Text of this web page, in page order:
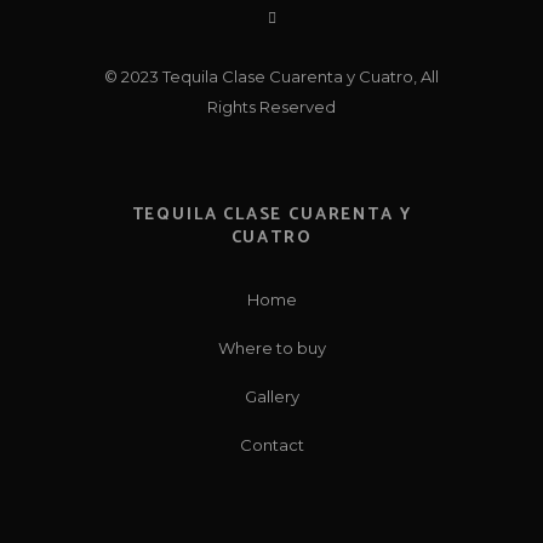
© 2023 Tequila Clase Cuarenta y Cuatro, All
Rights Reserved
TEQUILA CLASE CUARENTA Y
CUATRO
Home
Where to buy
Gallery
Contact